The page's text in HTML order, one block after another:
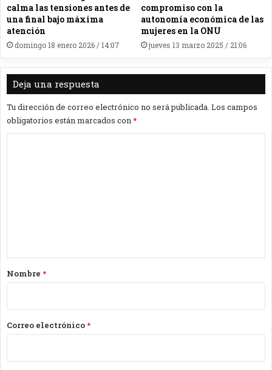
calma las tensiones antes de
una final bajo máxima
atención
domingo 18 enero 2026 / 14:07
compromiso con la
autonomía económica de las
mujeres en la ONU
jueves 13 marzo 2025 / 21:06
Deja una respuesta
Tu dirección de correo electrónico no será publicada. Los campos
obligatorios están marcados con *
r
*
Nombre *
Correo electrónico*